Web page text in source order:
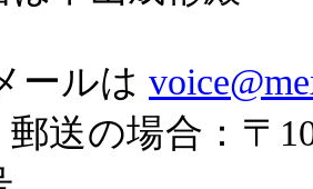
ールは
送の場合：〒